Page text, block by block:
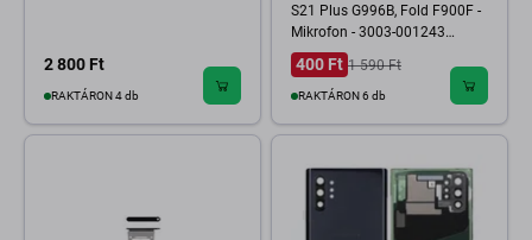
2 800 Ft
RAKTÁRON 4 db
S21 Plus G996B, Fold F900F -
Mikrofon - 3003-001243
Genuine Service Pack
400 Ft 1 590 Ft
RAKTÁRON 6 db